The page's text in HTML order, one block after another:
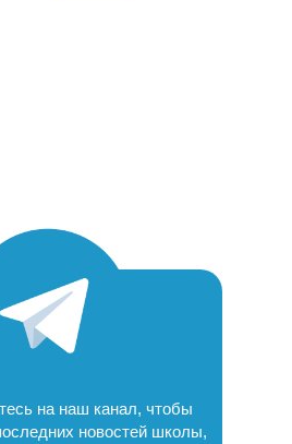
на наш канал, чтобы
новостей школы,